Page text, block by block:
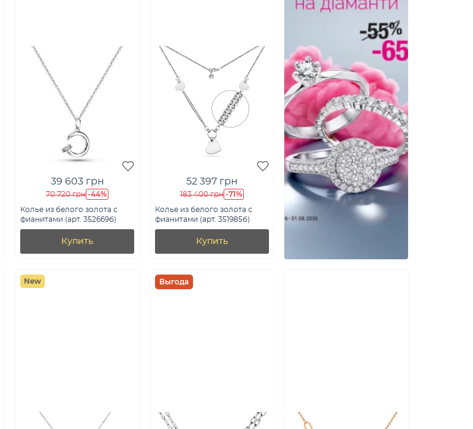
39 603 грн
70 720 грн -44%
Колье из белого золота с
фианитами (арт. 352669б)
Купить
52 397 грн
183 400 грн -71%
Колье из белого золота с
фианитами (арт. 351985б)
Купить
New Выгода